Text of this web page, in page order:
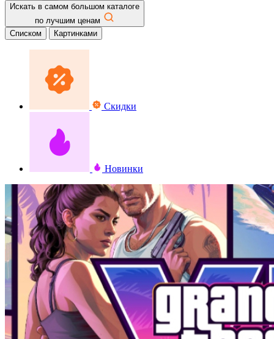
Искать в самом большом каталоге
по лучшим ценам
Списком
Картинками
Скидки
Новинки